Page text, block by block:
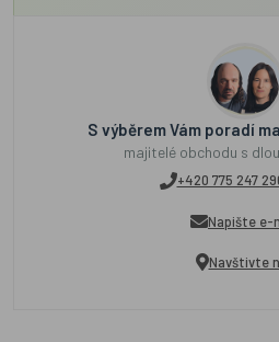
S výběrem Vám poradí
majitelé obchodu s
+420 775 247
Napište e-
Navštivte